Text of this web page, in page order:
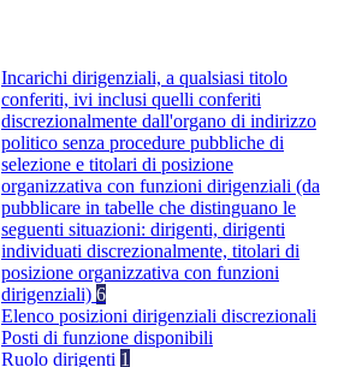
Incarichi dirigenziali, a qualsiasi titolo
conferiti, ivi inclusi quelli conferiti
discrezionalmente dall'organo di indirizzo
politico senza procedure pubbliche di
selezione e titolari di posizione
organizzativa con funzioni dirigenziali (da
pubblicare in tabelle che distinguano le
seguenti situazioni: dirigenti, dirigenti
individuati discrezionalmente, titolari di
posizione organizzativa con funzioni
dirigenziali) 6
Elenco posizioni dirigenziali discrezionali
Posti di funzione disponibili
Ruolo dirigenti 1